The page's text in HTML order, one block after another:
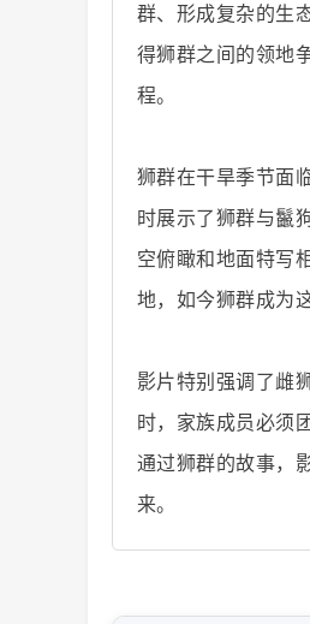
群、形成复杂的生
得狮群之间的领地
程。
狮群在干旱季节面
时展示了狮群与鬣
空俯瞰和地面特写
地，如今狮群成为
影片特别强调了雌
时，家族成员必须
通过狮群的故事，
来。